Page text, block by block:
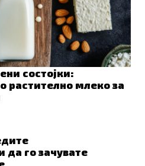
состојки:
растително млеко за
да го зачувате